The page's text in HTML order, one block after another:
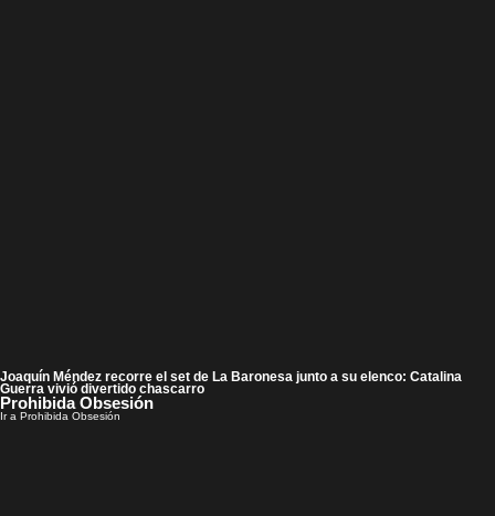
Joaquín Méndez recorre el set de La Baronesa junto a su elenco: Catalina
Guerra vivió divertido chascarro
Prohibida Obsesión
Ir a Prohibida Obsesión